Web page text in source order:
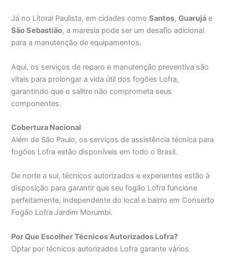
Já no Litoral Paulista, em cidades comoSantos,Guarujá e
São Sebastião, a maresia pode ser um desafio adicional
para a manutenção de equipamentos.
Aqui, os serviços de reparo e manutenção preventiva são
vitais para prolongar a vida útil dos fogões Lofra,
garantindo que o salitre não comprometa seus
componentes.
Cobertura Nacional
Além de São Paulo, os serviços de assistência técnica para
fogões Lofra estão disponíveis em todo o Brasil.
De norte a sul, técnicos autorizados e experientes estão à
disposição para garantir que seu fogão Lofra funcione
perfeitamente, independente do local e bairro em Conserto
Fogão Lofra Jardim Morumbi.
Por Que Escolher Técnicos Autorizados Lofra?
Optar por técnicos autorizados Lofra garante vários